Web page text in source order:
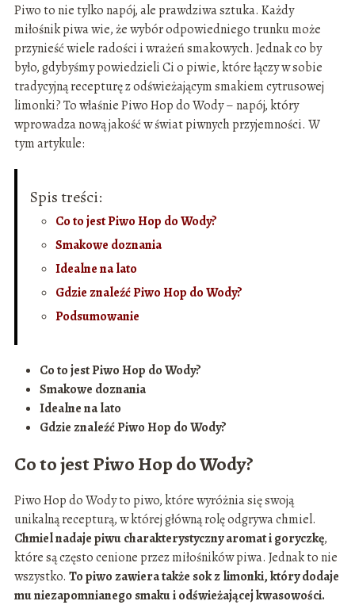
Piwo to nie tylko napój, ale prawdziwa sztuka. Każdy
miłośnik piwa wie, że wybór odpowiedniego trunku może
przynieść wiele radości i wrażeń smakowych. Jednak co by
było, gdybyśmy powiedzieli Ci o piwie, które łączy w sobie
tradycyjną recepturę z odświeżającym smakiem cytrusowej
limonki? To właśnie Piwo Hop do Wody – napój, który
wprowadza nową jakość w świat piwnych przyjemności. W
tym artykule:
Spis treści:
Co to jest Piwo Hop do Wody?
Smakowe doznania
Idealne na lato
Gdzie znaleźć Piwo Hop do Wody?
Podsumowanie
Co to jest Piwo Hop do Wody?
Smakowe doznania
Idealne na lato
Gdzie znaleźć Piwo Hop do Wody?
Co to jest Piwo Hop do Wody?
Piwo Hop do Wody to piwo, które wyróżnia się swoją
unikalną recepturą, w której główną rolę odgrywa chmiel.
Chmiel nadaje piwu charakterystyczny aromat i goryczkę,
które są często cenione przez miłośników piwa. Jednak to nie
wszystko. To piwo zawiera także sok z limonki, który dodaje
mu niezapomnianego smaku i odświeżającej kwasowości.